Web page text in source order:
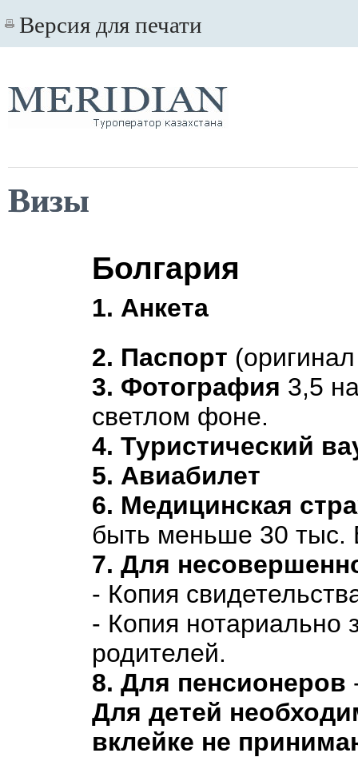
Версия для печати
Визы
Болгария
1. Анкета
2. Паспорт
3. Фотография 3,5
светлом фоне.
4. Туристический
5. Авиабилет
6. Медицинская
быть меньше 30 тыс.
7. Для
- Копия
- Копия нотариально
родителей.
8. Для пенсионеров
Для детей
вклейке не